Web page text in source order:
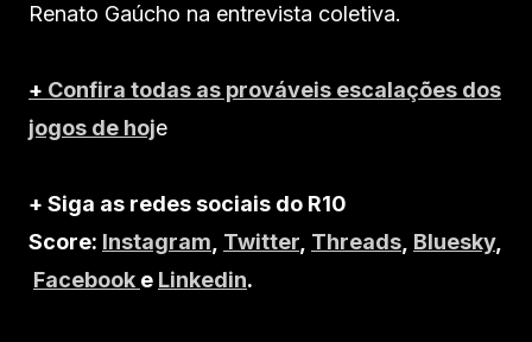
Renato Gaúcho na entrevista coletiva.
+ Confira todas as prováveis escalações dos
jogos de hoje
+ Siga as redes sociais do R10
Score: Instagram Twitter Threads Bluesky,
Facebook e Linkedin.